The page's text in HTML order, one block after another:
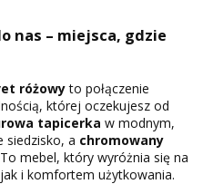
nas – miejsca, gdzie
różowyto połączenie
której oczekujesz od
tapicerka w modnym,
siedzisko, a chromowany
mebel, który wyróżnia się na
i komfortem użytkowania.